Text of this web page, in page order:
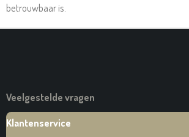
betrouwbaar is.
Veelgestelde vragen
Klantenservice